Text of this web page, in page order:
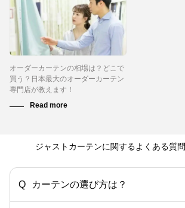
オーダーカーテンの相場は？どこで
買う？日本最大のオーダーカーテン
専門店が教えます！
ジャストカーテンに関するよくある質問
カーテンの選び方は？